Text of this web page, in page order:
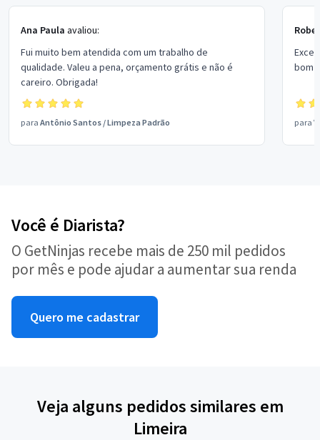
Ana Paula avaliou:
Fui muito bem atendida com um trabalho de
qualidade. Valeu a pena, orçamento grátis e não é
careiro. Obrigada!
para Antônio Santos /Limpeza Padrão
bom
para
Você é Diarista?
O GetNinjas recebe mais de 250 mil pedidos
por mês e pode ajudar a aumentar sua renda
Quero me cadastrar
Veja alguns pedidos similares em
Limeira